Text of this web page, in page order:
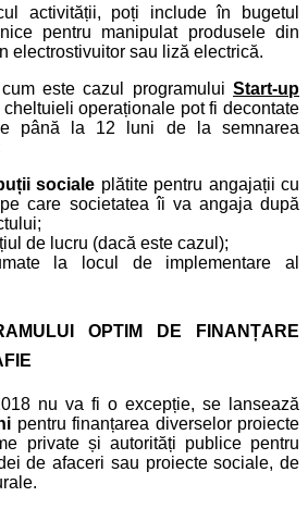
activității, poți include în bugetul
pentru manipulat produsele din
electrostivuitor sau liză electrică.
este cazul programului Start-up
cheltuieli operaționale pot fi decontate
până la 12 luni de la semnarea
sociale plătite pentru angajații cu
care societatea îi va angaja după
de lucru (dacă este cazul);
la locul de implementare al
OPTIM DE FINANȚARE
nu va fi o excepție, se lansează
pentru finanțarea diverselor proiecte
private și autorități publice pentru
de afaceri sau proiecte sociale, de